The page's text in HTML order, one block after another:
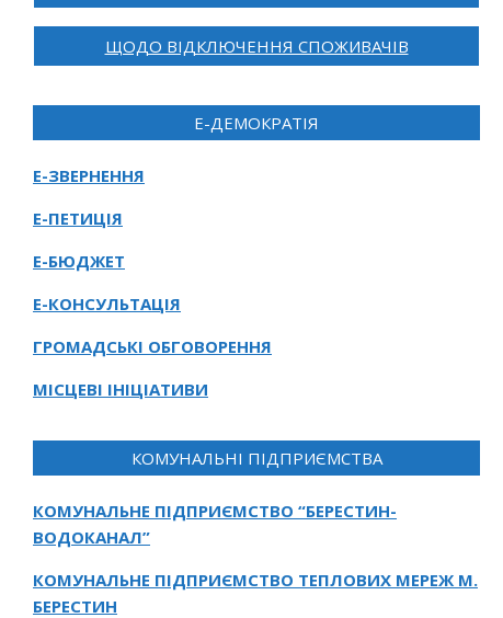
ЩОДО ВІДКЛЮЧЕННЯ СПОЖИВАЧІВ
Е-ДЕМОКРАТІЯ
Е-ЗВЕРНЕННЯ
Е-ПЕТИЦІЯ
Е-БЮДЖЕТ
Е-КОНСУЛЬТАЦІЯ
ГРОМАДСЬКІ ОБГОВОРЕННЯ
МІСЦЕВІ ІНІЦІАТИВИ
КОМУНАЛЬНІ ПІДПРИЄМСТВА
КОМУНАЛЬНЕ ПІДПРИЄМСТВО “БЕРЕСТИН-
ВОДОКАНАЛ”
КОМУНАЛЬНЕ ПІДПРИЄМСТВО ТЕПЛОВИХ МЕРЕЖ М.
БЕРЕСТИН